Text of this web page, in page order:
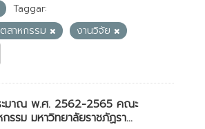
Taggar:
สาหกรรม
งานวิจัย
มาณ พ.ศ. 2562-2565 คณะ
รรม มหาวิทยาลัยราชภัฏรา...